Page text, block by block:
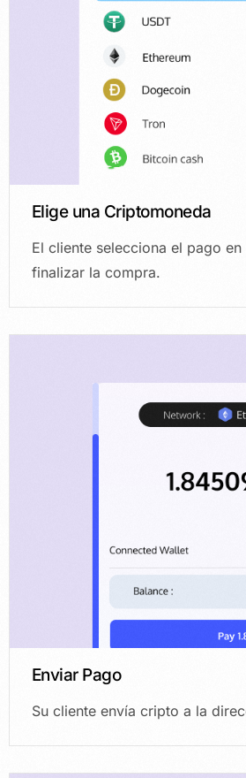
Elige una Criptomoneda
El cliente selecciona el pago
finalizar la compra.
Enviar Pago
Su cliente envía cripto a la